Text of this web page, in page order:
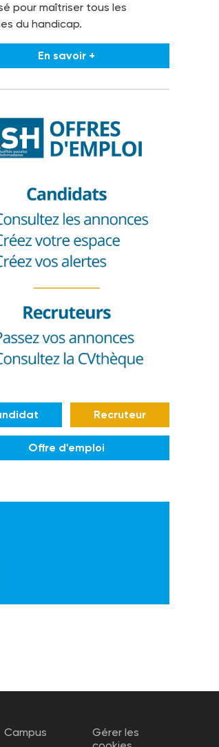
pour maîtriser tous les
du handicap.
En savoir +
Recruteur
Offre d'emploi
Campus
Gérer les